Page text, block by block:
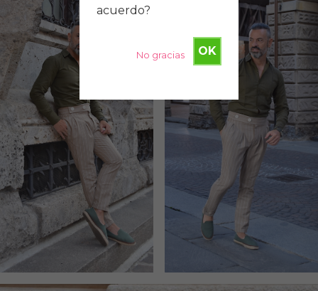
acuerdo?
OK
No gracias